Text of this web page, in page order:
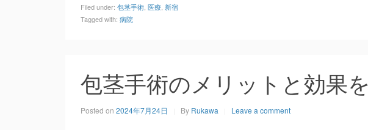
Filed under: 包茎手術 医療 新宿
Tagged with: 病院
包茎手術のメリットと効果
Posted on 2024年7月24日 By Rukawa Leave a comment